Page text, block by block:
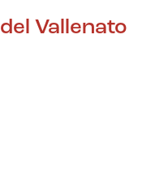
del Vallenato